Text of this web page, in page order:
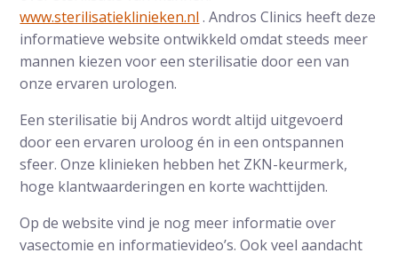
www.sterilisatieklinieken.nl . Andros Clinics heeft deze
informatieve website ontwikkeld omdat steeds meer
mannen kiezen voor een sterilisatie door een van
onze ervaren urologen.
Een sterilisatie bij Andros wordt altijd uitgevoerd
door een ervaren uroloog én in een ontspannen
sfeer. Onze klinieken hebben het ZKN-keurmerk,
hoge klantwaarderingen en korte wachttijden.
Op de website vind je nog meer informatie over
vasectomie en informatievideo’s. Ook veel aandacht